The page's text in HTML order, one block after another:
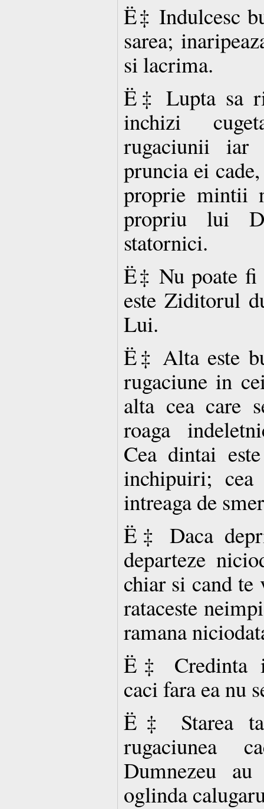
Ë‡ Indulcesc
sarea;
si lacrima.
Ë‡ Lupta sa
inchizi
rugaciunii iar
pruncia ei
proprie mintii
propriu lui
statornici.
Ë‡ Nu poate fi
este Ziditorul
Lui.
Ë‡ Alta este
rugaciune in
alta cea care
roaga
Cea dintai
inchipuiri;
intreaga de
Ë‡ Daca
departeze
chiar si cand te
rataceste
ramana
Ë‡ Credinta
caci fara ea nu
Ë‡ Starea
rugaciunea
Dumnezeu
oglinda